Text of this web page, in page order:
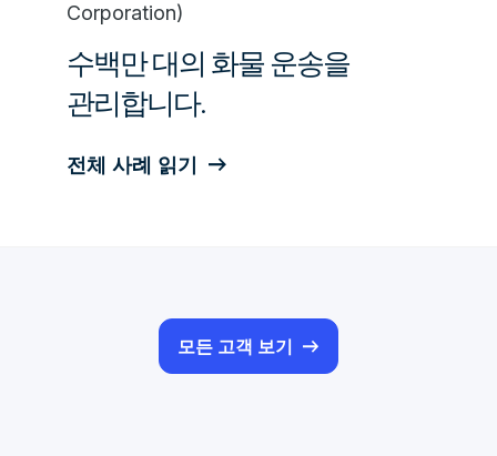
Corporation)
수백만 대의 화물 운송을
관리합니다.
전체 사례 읽기
모든 고객 보기